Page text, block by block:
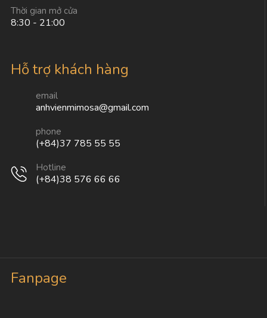
Thời gian mở cửa
8:30 - 21:00
Hỗ trợ khách hàng
email
anhvienmimosa@gmail.com
phone
(+84)37 785 55 55
Hotline
(+84)38 576 66 66
Fanpage